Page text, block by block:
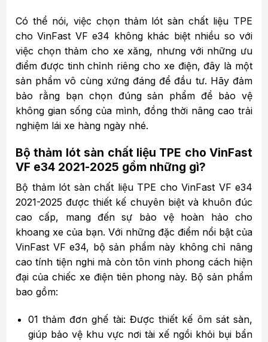
Có thể nói, việc chọn thảm lót sàn chất liệu TPE
cho VinFast VF e34 không khác biệt nhiều so với
việc chọn thảm cho xe xăng, nhưng với những ưu
điểm được tinh chỉnh riêng cho xe điện, đây là một
sản phẩm vô cùng xứng đáng để đầu tư. Hãy đảm
bảo rằng bạn chọn đúng sản phẩm để bảo vệ
không gian sống của mình, đồng thời nâng cao trải
nghiệm lái xe hàng ngày nhé.
Bộ thảm lót sàn chất liệu TPE cho VinFast
VF e34 2021-2025 gồm những gì?
Bộ thảm lót sàn chất liệu TPE cho VinFast VF e34
2021-2025 được thiết kế chuyên biệt và khuôn đúc
cao cấp, mang đến sự bảo vệ hoàn hảo cho
khoang xe của bạn. Với những đặc điểm nổi bật của
VinFast VF e34, bộ sản phẩm này không chỉ nâng
cao tính tiện nghi mà còn tôn vinh phong cách hiện
đại của chiếc xe điện tiên phong này. Bộ sản phẩm
bao gồm:
01 thảm đơn ghế tài: Được thiết kế ôm sát sàn,
giúp bảo vệ khu vực nơi tài xế ngồi khỏi bụi bẩn